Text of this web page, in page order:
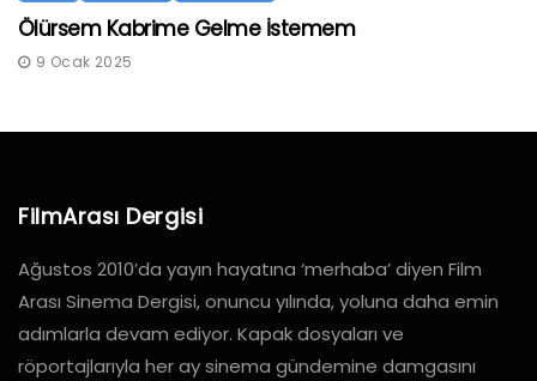
Ölürsem Kabrime Gelme İstemem
9 Ocak 2025
FilmArası Dergisi
Ağustos 2010’da yayın hayatına ‘merhaba’ diyen Film
Arası Sinema Dergisi, onuncu yılında, yoluna daha emin
adımlarla devam ediyor. Kapak dosyaları ve
röportajlarıyla her ay sinema gündemine damgasını